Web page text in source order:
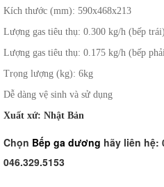
Kích thước (mm): 590x468x213
Lượng gas tiêu thụ: 0.300 kg/h (bếp trái)
Lượng gas tiêu thụ: 0.175 kg/h (bếp
Trọng lượng (kg): 6kg
Dễ dàng vệ sinh và sử dụng
Xuất xứ: Nhật Bản
Chọn Bếp ga dương hãy liên hệ:
046.329.5153